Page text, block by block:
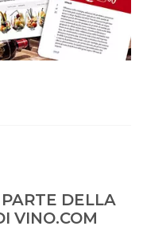
DELLA
VINO.COM